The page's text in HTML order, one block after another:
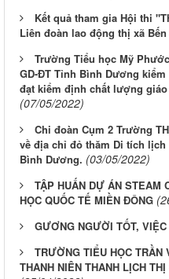
Kết quả tham gia Hội thi
Liên đoàn lao động thị xã
Trường Tiểu học Mỹ
GD-ĐT Tỉnh Bình Dương
đạt kiểm định chất lượng
(07/05/2022)
Chi đoàn Cụm 2 Trường
về địa chỉ đỏ thăm Di tích
Bình Dương. (03/05/2022)
TẬP HUẤN DỰ ÁN STEAM
HỌC QUỐC TẾ MIỀN ĐÔNG
GƯƠNG NGƯỜI TỐT, VIỆC
TRƯỜNG TIỂU HỌC TRẦN
THANH NIÊN THANH LỊCH